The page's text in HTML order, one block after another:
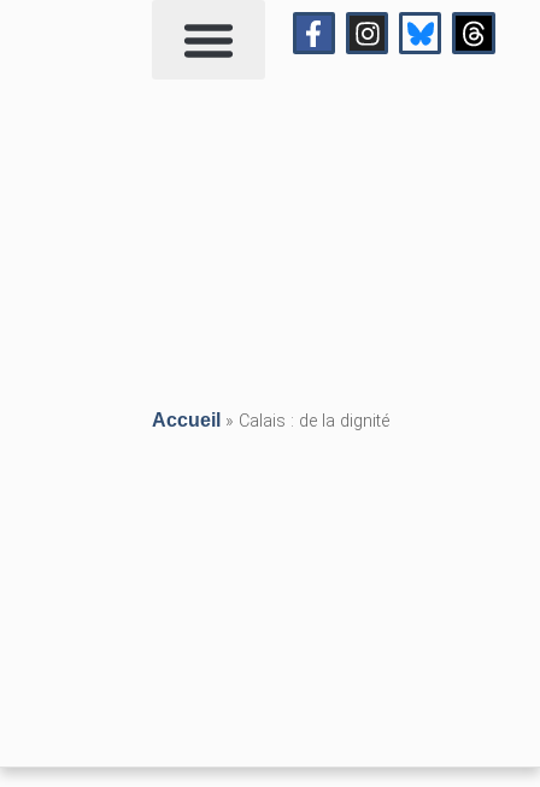
Accueil » Calais : de la dignité